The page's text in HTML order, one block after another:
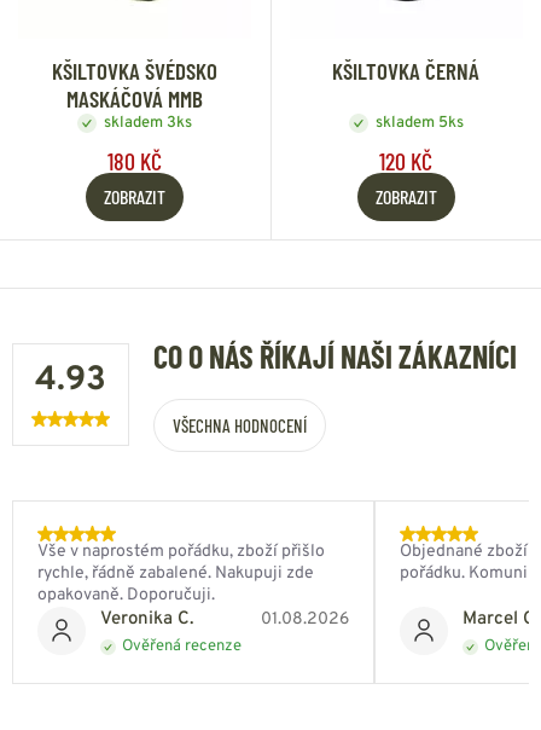
KŠILTOVKA ŠVÉDSKO
MASKÁČOVÁ MMB
skladem 3ks
180 KČ
ZOBRAZIT
KŠILTOVKA ČERNÁ
skladem 5ks
120 KČ
ZOBRAZIT
4.93
CO O NÁS ŘÍKAJÍ NAŠI ZÁKAZNÍCI
VŠECHNA HODNOCENÍ
Veronika C. 01.08.2026
Ověřená recenze
Vše v naprostém pořádku, zboží přišlo
rychle, řádně zabalené. Nakupuji zde
opakovaně. Doporučuji.
Marcel
Objednané zboží
pořádku.